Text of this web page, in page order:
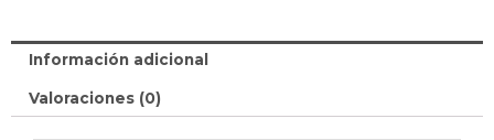
Información adicional
Valoraciones (0)